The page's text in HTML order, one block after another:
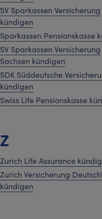
SV Sparkassen Versicherung
kündigen
Sparkassen Pensionskasse
SV Sparkassen Versicherung
Sachsen kündigen
SDK Süddeutsche
kündigen
Swiss Life Pensionskasse
Z
Zurich Life Assurance
Zurich Versicherung
kündigen